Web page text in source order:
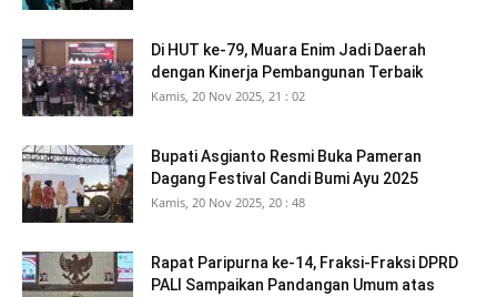
Di HUT ke-79, Muara Enim Jadi Daerah
dengan Kinerja Pembangunan Terbaik
Kamis, 20 Nov 2025, 21 : 02
Bupati Asgianto Resmi Buka Pameran
Dagang Festival Candi Bumi Ayu 2025
Kamis, 20 Nov 2025, 20 : 48
Rapat Paripurna ke-14, Fraksi-Fraksi DPRD
PALI Sampaikan Pandangan Umum atas